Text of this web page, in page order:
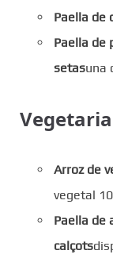
Paella de
Paella de
setasuna
Arroz de
vegetal
Paella de
calçots